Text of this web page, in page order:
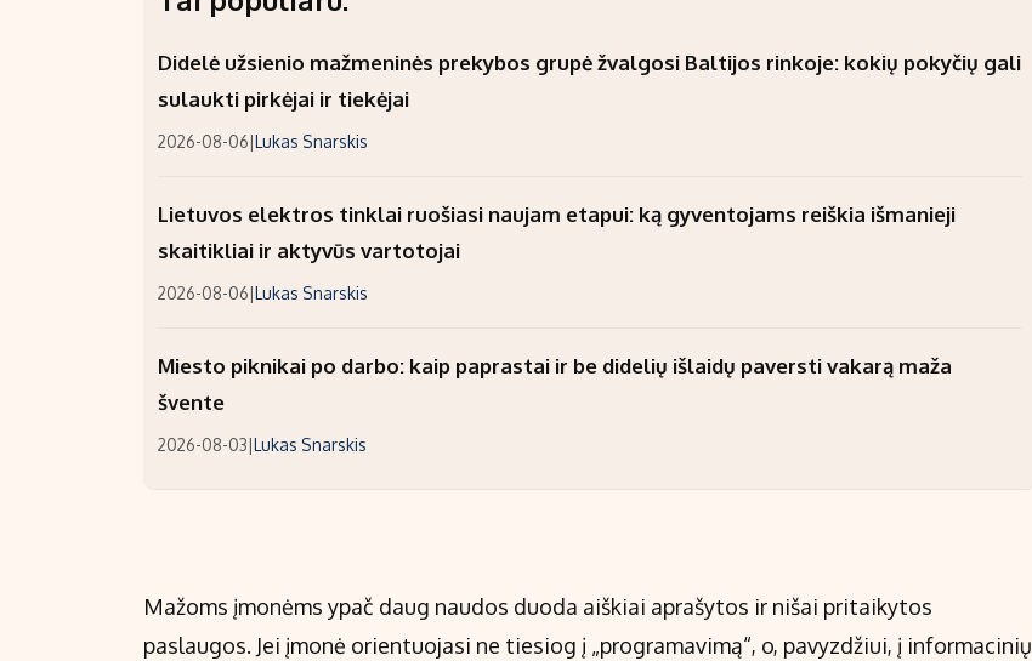
Didelė užsienio mažmeninės prekybos grupė žvalgosi Baltijos rinkoje: kokių pokyčių gali
sulaukti pirkėjai ir tiekėjai
2026-08-06|Lukas Snarskis
Lietuvos elektros tinklai ruošiasi naujam etapui: ką gyventojams reiškia išmanieji
skaitikliai ir aktyvūs vartotojai
2026-08-06|Lukas Snarskis
Miesto piknikai po darbo: kaip paprastai ir be didelių išlaidų paversti vakarą maža
švente
2026-08-03|Lukas Snarskis
Mažoms įmonėms ypač daug naudos duoda aiškiai aprašytos ir nišai pritaikytos
paslaugos. Jei įmonė orientuojasi ne tiesiog į „programavimą“, o, pavyzdžiui, į informacinių